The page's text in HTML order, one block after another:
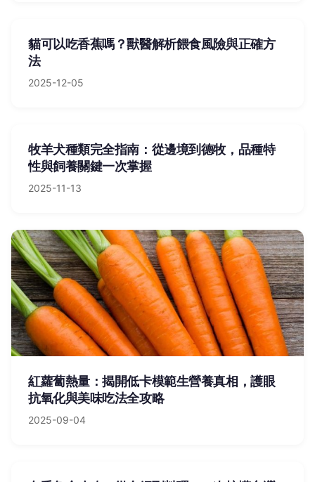
貓可以吃香蕉嗎？獸醫解析餵食風險與正確方
法
2025-12-05
牧羊犬種類完全指南：從邊境到德牧，品種特
性與飼養關鍵一次掌握
2025-11-13
紅蘿蔔熱量：揭開低卡模範生營養真相，護眼
抗氧化與美味吃法全攻略
2025-09-04